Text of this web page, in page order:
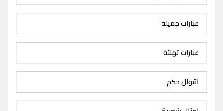
عبارات جميلة
عبارات تهنئة
اقوال حكم